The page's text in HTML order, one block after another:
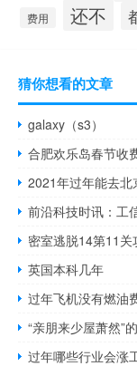
费用 还不
猜你想看的文章
galaxy（s3）
合肥欢乐岛春节收
2021年过年能去北
密室逃脱14第11关
英国本科几年
过年飞机没有燃油
“亲朋来少屋萧然”
过年哪些行业会涨